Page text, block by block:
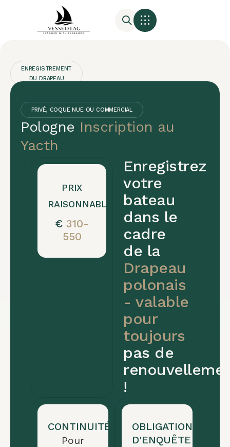
ENREGISTREMENT
DU DRAPEAU
Enregistrement
du
drapeau
de
Pologne
Obtenez
l'immatriculation
nationalités.
PRIVÉ, COQUE NUE OU COMMERCIAL
Pologne Inscription au
Yacth
PRIX
RAISONNABLE
€ 310-
550
Enregistrez
votre
bateau
dans le
cadre
de la
Drapeau
polonais
- valable
pour
toujours
pas de
!
CONTINUITÉ
Pour
OBLIGATION
D'ENQUÊTE